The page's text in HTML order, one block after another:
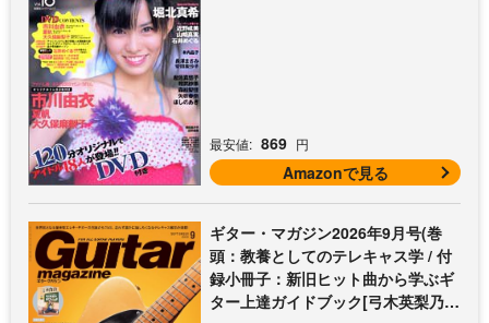
最安値: 869 円
Amazonで見る
ギター・マガジン2026年9月号(巻
頭：教養としてのテレキャス学 / 付
録小冊子：新旧ヒット曲から学ぶギ
ター上達ガイドブック[弓木英梨乃の